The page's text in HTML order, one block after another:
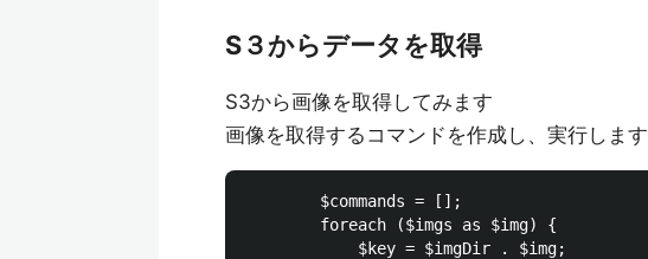
S３からデータを取得
S3から画像を取得してみます
画像を取得するコマンドを作成し、実行します
        $commands = [];
        foreach ($imgs as $img) {
            $key = $imgDir . $img;